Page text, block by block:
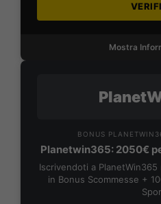
Mostra
BONUS
Planetwin365: 2050€
Iscrivendoti a
in Bonus Scommesse +